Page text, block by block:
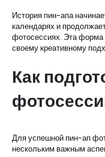
История пин-апа
календарях и
фотосессиях. Эта форма
своему креативному
Как
Для успешной пин-ап
нескольким важным